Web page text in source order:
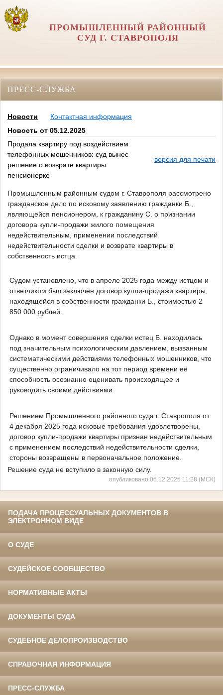
ПРОМЫШЛЕННЫЙ РАЙОННЫЙ
СУД Г. СТАВРОПОЛЯ
ПРЕСС-СЛУЖБА
Новости
Контактная информация
Новость от 05.12.2025
Продала квартиру под воздействием
телефонных мошенников: суд вынес
решение о возврате квартиры
пенсионерке
версия для печати
Промышленным районным судом г. Ставрополя рассмотрено
гражданское дело по исковому заявлению гражданки Б.,
являющейся пенсионером, к гражданину С. о признании
договора купли-продажи жилого помещения
недействительным, применении последствий
недействительности сделки и возврате квартиры в
собственность истца.
Судом установлено, что в апреле 2025 года между истцом и
ответчиком был заключён договор купли-продажи квартиры,
находящейся в собственности гражданки Б., стоимостью 2
850 000 рублей.
Однако в момент совершения сделки истец Б. находилась
под значительным психологическим давлением, вызванным
систематическими действиями телефонных мошенников, что
существенно ограничивало на тот период времени её
способность осознанно оценивать происходящее и
руководить своими действиями.
Решением Промышленного районного суда г. Ставрополя от
4 декабря 2025 года исковые требования удовлетворены,
договор купли-продажи квартиры признан недействительным
с применением последствий недействительности сделки,
стороны возвращены в первоначальное положение.
Решение суда не вступило в законную силу.
опубликовано 05.12.2025 11:28 (МСК)
ПОДАЧА ПРОЦЕССУАЛЬНЫХ ДОКУМЕНТОВ В
ЭЛЕКТРОННОМ ВИДЕ
О СУДЕ
СУДЕЙСКОЕ СООБЩЕСТВО
НОРМАТИВНЫЕ АКТЫ
ДОКУМЕНТЫ СУДА
СУДЕБНОЕ ДЕЛОПРОИЗВОДСТВО
СПРАВОЧНАЯ ИНФОРМАЦИЯ
ПРЕСС-СЛУЖБА